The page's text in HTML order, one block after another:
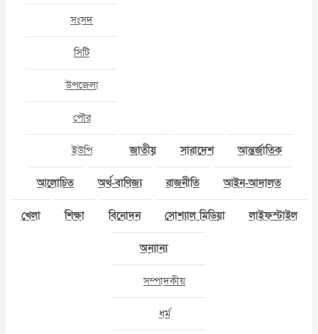
সংসদ
সিটি
উপজেলা
পৌর
ইউপি জাতীয় সারাদেশ আন্তর্জাতিক
আলোচিত অর্থ-বাণিজ্য রাজনীতি আইন-আদালত
খেলা শিক্ষা বিনোদন সোশ্যাল মিডিয়া লাইফস্টাইল
অন্যান্য
সম্পাদকীয়
ধর্ম